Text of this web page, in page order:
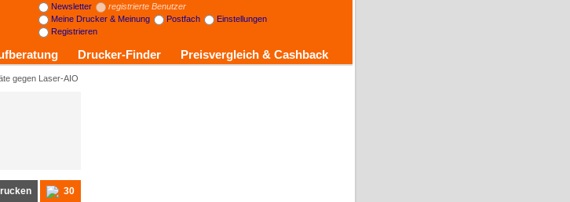
Newsletter
registrierte Benutzer
Meine Drucker & Meinung
Postfach
Einstellungen
Registrieren
Drucker-Finder Preisvergleich & Cashback
gegen Laser-AIO
30